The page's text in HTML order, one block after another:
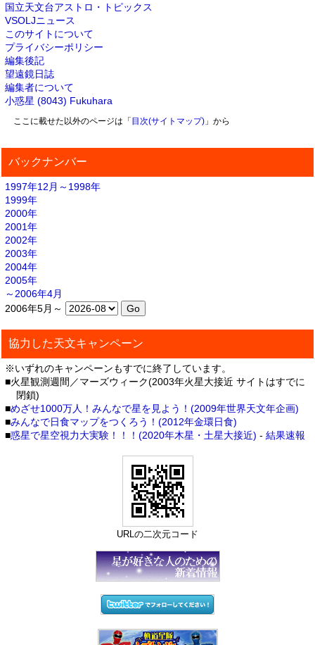
国立天文台アストロ・トピックス
VSOLJニュース
このサイトについて
プライバシーポリシー
編集後記
望遠鏡日誌
編集者について
小惑星 (8043) Fukuhara
ここに載せた以外のページは「 目次(サイトマップ)」から
バックナンバー
1997年12月～1998年
1999年
2000年
2001年
2002年
2003年
2004年
2005年
～2006年4月
2006年5月～
協力した天文キャンペーン
※いずれのキャンペーンもすでに終了しています。
■火星観測週間／マーズウィーク(2003年火星大接近 サイトはすでに
閉鎖)
■めざせ1000万人！みんなで星を見よう！(2009年世界天文年企画)
■みんなで日食マップをつくろう！(2012年金環日食)
■惑星で星空視力大実験！！！(2020年木星・土星大接近) - 結果速報
URLの二次元コード